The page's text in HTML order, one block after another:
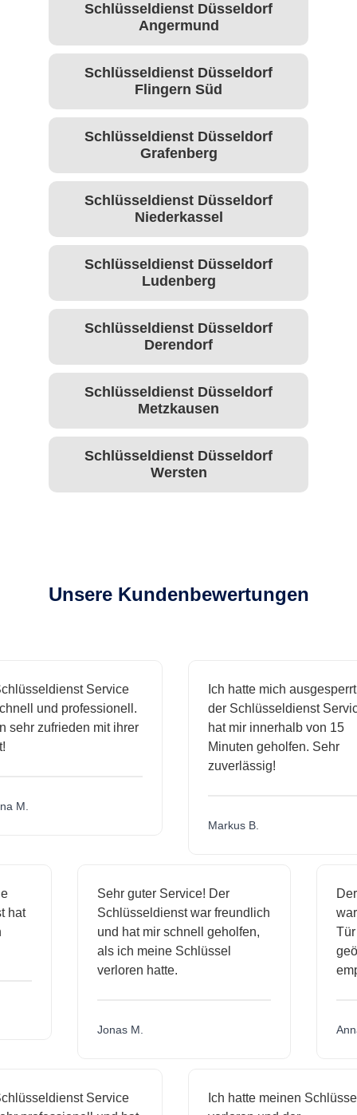
Schlüsseldienst Düsseldorf
Angermund
Schlüsseldienst Düsseldorf
Flingern Süd
Schlüsseldienst Düsseldorf
Grafenberg
Schlüsseldienst Düsseldorf
Niederkassel
Schlüsseldienst Düsseldorf
Ludenberg
Schlüsseldienst Düsseldorf
Derendorf
Schlüsseldienst Düsseldorf
Metzkausen
Schlüsseldienst Düsseldorf
Wersten
Unsere Kundenbewertungen
Service
und professionell.
zufrieden mit ihrer
M.
Ich hatte mich ausgesperrt
der Schlüsseldienst Service
hat mir innerhalb von 15
Minuten geholfen. Sehr
zuverlässig!
Markus B.
hat
Sehr guter Service! Der
Schlüsseldienst war freundlich
und hat mir schnell geholfen,
als ich meine Schlüssel
verloren hatte.
Jonas M.
Service
Ich hatte meinen Schlüssel